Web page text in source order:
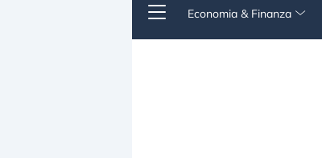
Economia & Finanza